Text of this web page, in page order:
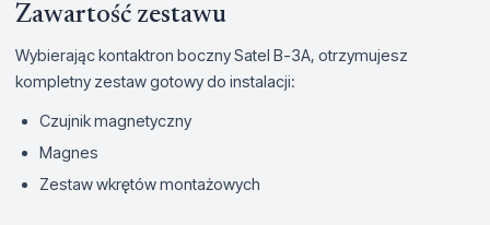
Zawartość zestawu
Wybierając kontaktron boczny Satel B-3A, otrzymujesz
kompletny zestaw gotowy do instalacji:
Czujnik magnetyczny
Magnes
Zestaw wkrętów montażowych